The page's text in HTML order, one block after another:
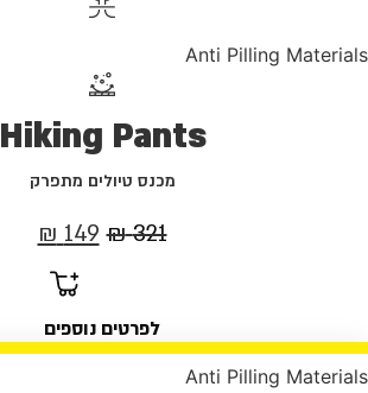
Anti Pilling Materials
Hiking Pants
מכנס טיולים מתפרק
321
₪ המחיר
המקורי
היה:
321 ₪.
149
₪
149 ₪. לפרטים נוספים
Anti Pilling Materials